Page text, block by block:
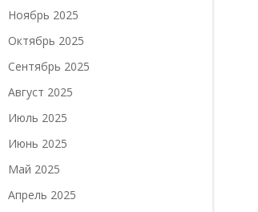
Ноябрь 2025
Октябрь 2025
Сентябрь 2025
Август 2025
Июль 2025
Июнь 2025
Май 2025
Апрель 2025